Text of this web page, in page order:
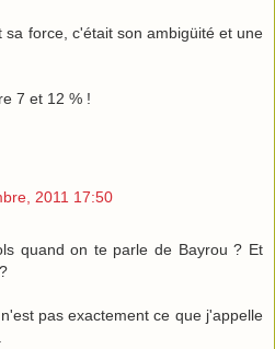
sa force, c'était son ambigüité et une
7 et 12 % !
2011 17:50
quand on te parle de Bayrou ? Et
pas exactement ce que j'appelle